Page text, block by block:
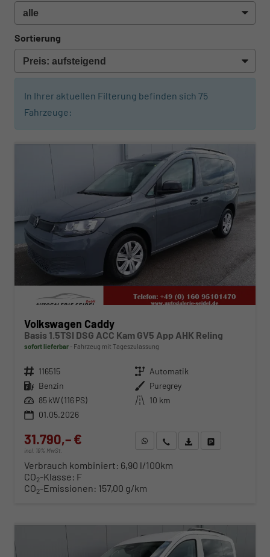
Sortierung
In Ihrer aktuellen Filterung befinden sich 75
Fahrzeuge:
ab 323,– € mtl.
Volkswagen Caddy
Basis 1.5TSI DSG ACC Kam GV5 App AHK Reling
sofort lieferbar Fahrzeug mit Tageszulassung
Fahrzeugnr. 116515 Getriebe Automatik
Kraftstoff Benzin Außenfarbe Puregrey
Leistung 85 kW (116 PS) Kilometerstand 10 km
01.05.2026
31.790,– €
incl. 19% MwSt.
WhatsApp anfragen
Wir rufen Sie anFahrzeugexposé (PDF)
Verbrauch kombiniert: 6,90 l/100km
CO2-Klasse: F
CO2-Emissionen: 157,00 g/km